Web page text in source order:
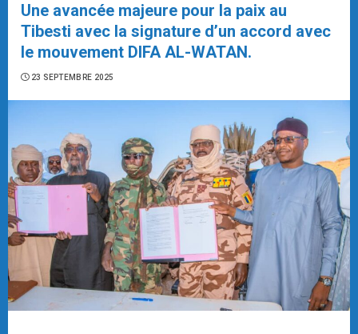
Une avancée majeure pour la paix au
Tibesti avec la signature d’un accord avec
le mouvement DIFA AL-WATAN.
23 SEPTEMBRE 2025